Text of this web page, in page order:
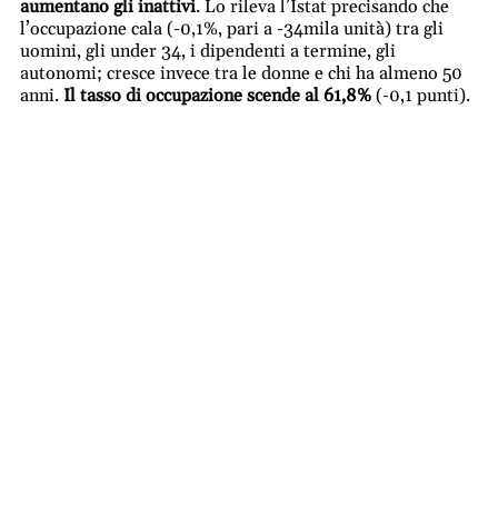
aumentano gli inattivi. Lo rileva l’Istat precisando che
l’occupazione cala (-0,1%, pari a -34mila unità) tra gli
uomini, gli under 34, i dipendenti a termine, gli
autonomi; cresce invece tra le donne e chi ha almeno 50
anni. Il tasso di occupazione scende al 61,8% (-0,1 punti).